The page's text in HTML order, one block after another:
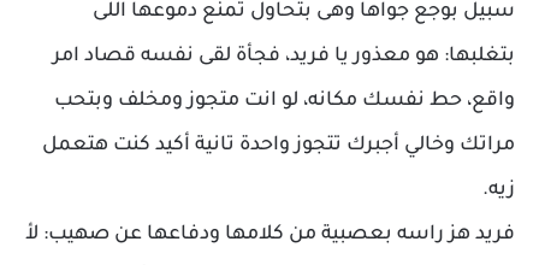
سبيل بوجع جواها وهى بتحاول تمنع دموعها اللى
بتغلبها: هو معذور يا فريد، فجأة لقى نفسه قصاد امر
واقع، حط نفسك مكانه، لو انت متجوز ومخلف وبتحب
مراتك وخالي أجبرك تتجوز واحدة تانية أكيد كنت هتعمل
زيه.
فريد هز راسه بعصبية من كلامها ودفاعها عن صهيب: لأ